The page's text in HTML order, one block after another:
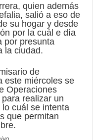
quien además
salió a eso de
su hogar y desde
por la cuál e día
por presunta
la ciudad.
de
este miércoles se
Operaciones
realizar un
cuál se intenta
que permitan